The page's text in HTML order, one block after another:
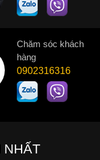
Chăm sóc khách
hàng
0902316316
NHẤT